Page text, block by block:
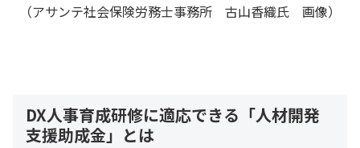
（アサンテ社会保険労務士事務所 古山香織氏 画像）
DX人事育成研修に適応できる「人材開発
支援助成金」とは